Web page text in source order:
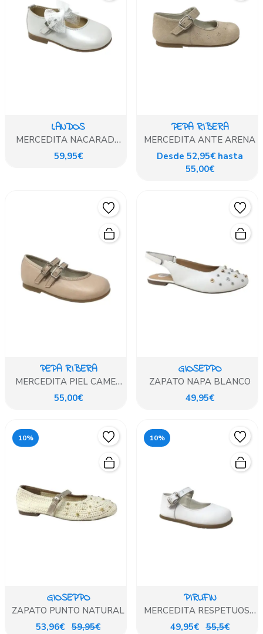
LANDOS
MERCEDITA NACARADO
BONE BEIG
59,95€
PEPA RIBERA
MERCEDITA ANTE ARENA
Desde 52,95€ hasta
55,00€
PEPA RIBERA
MERCEDITA PIEL CAMEL
DOS HEBILLAS
55,00€
GIOSEPPO
ZAPATO NAPA BLANCO
49,95€
10%
GIOSEPPO
ZAPATO PUNTO NATURAL
53,96€ 59,95€
10%
PIRUFIN
MERCEDITA RESPETUOSA
PIEL BLANCO
49,95€ 55,5€